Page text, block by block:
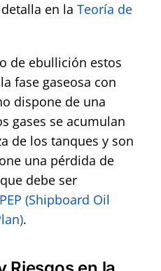
en la Teoría de
de ebullición estos
fase gaseosa con
dispone de una
gases se acumulan
de los tanques y son
una pérdida de
debe ser
(Shipboard Oil
.